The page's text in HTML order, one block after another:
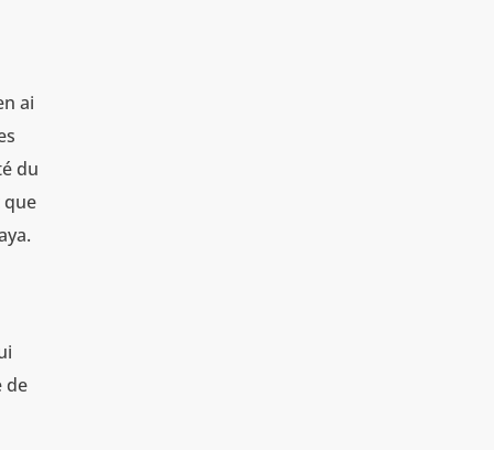
ai
du
que
de